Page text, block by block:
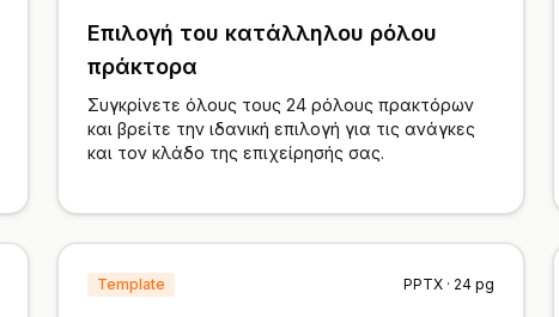
Επιλογή του κατάλληλου ρόλου
πράκτορα
Συγκρίνετε όλους τους 24 ρόλους πρακτόρων
και βρείτε την ιδανική επιλογή για τις ανάγκες
και τον κλάδο της επιχείρησής σας.
Template PPTX · 24 pg